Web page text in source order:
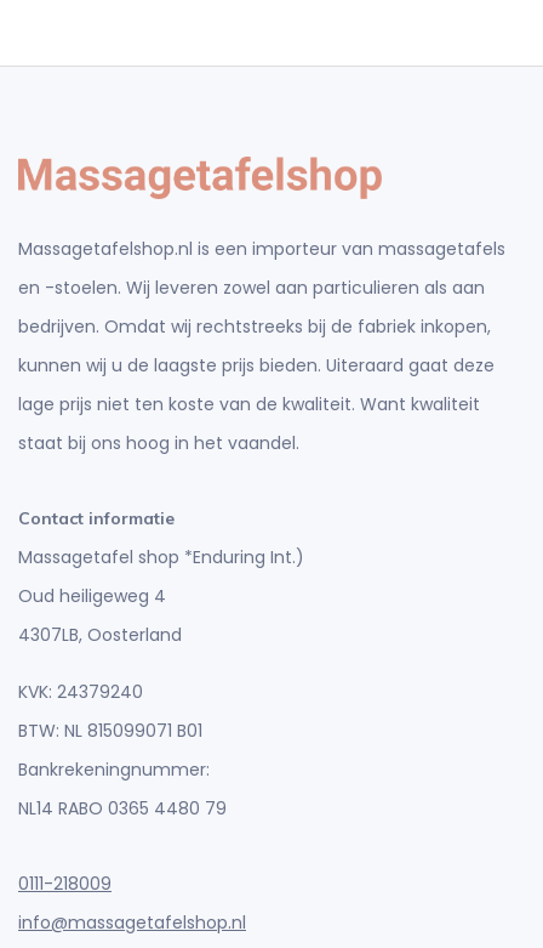
Massagetafelshop.nl is een importeur van massagetafels
en -stoelen. Wij leveren zowel aan particulieren als aan
bedrijven. Omdat wij rechtstreeks bij de fabriek inkopen,
kunnen wij u de laagste prijs bieden. Uiteraard gaat deze
lage prijs niet ten koste van de kwaliteit. Want kwaliteit
staat bij ons hoog in het vaandel.
Contact informatie
Massagetafel shop *Enduring Int.)
Oud heiligeweg 4
4307LB, Oosterland
KVK: 24379240
BTW: NL 815099071 B01
Bankrekeningnummer:
NL14 RABO 0365 4480 79
0111-218009
info@massagetafelshop.nl